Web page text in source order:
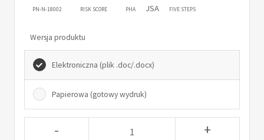
PN-N-18002 RISK SCORE PHA JSA FIVE STEPS
Wersja produktu
Elektroniczna (plik .doc/.docx)
Papierowa (gotowy wydruk)
- +